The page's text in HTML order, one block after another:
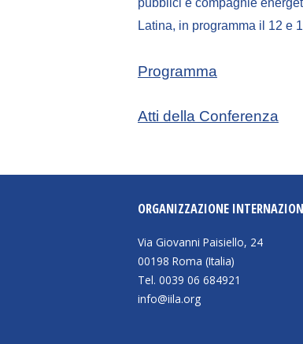
pubblici e compagnie
Latina, in programma il 12 e
Programma
Atti della Conferenza
ORGANIZZAZIONE
Via Giovanni Paisiello, 24
00198 Roma (Italia)
Tel. 0039 06 684921
info@iila.org